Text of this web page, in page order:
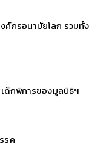
กรอนามัยโลก รวม
ด็กพิการของมูลนิธิฯ
รค